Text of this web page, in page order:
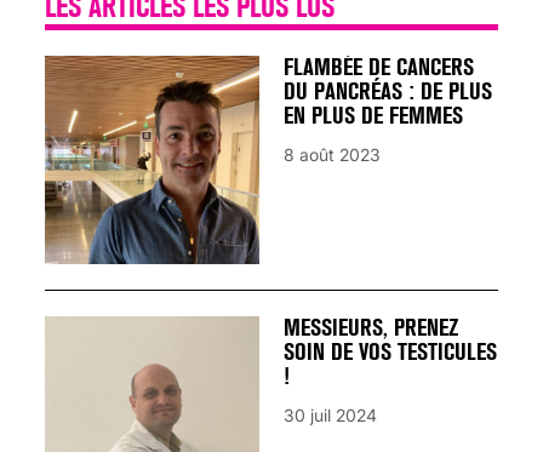
FLAMBÉE DE CANCERS
DU PANCRÉAS : DE PLUS
EN PLUS DE FEMMES
8 août 2023
MESSIEURS, PRENEZ
SOIN DE VOS TESTICULES
!
30 juil 2024